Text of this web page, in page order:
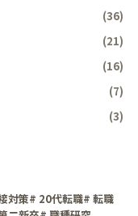
(36)
(21)
(16)
(7)
(3)
対策# 20代転職# 転職